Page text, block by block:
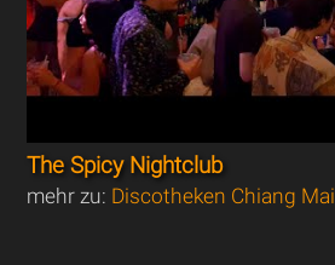
The Spicy Nightclub
mehr zu: Discotheken Chiang Mai